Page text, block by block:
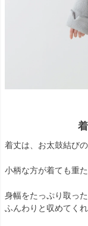
着丈は、お太鼓結び
小柄な方が着ても重
身幅をたっぷり取っ
ふんわりと収めてくれ